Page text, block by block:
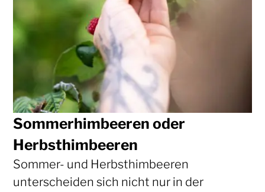
Sommerhimbeeren oder
Herbsthimbeeren
Sommer- und Herbsthimbeeren
unterscheiden sich nicht nur in der